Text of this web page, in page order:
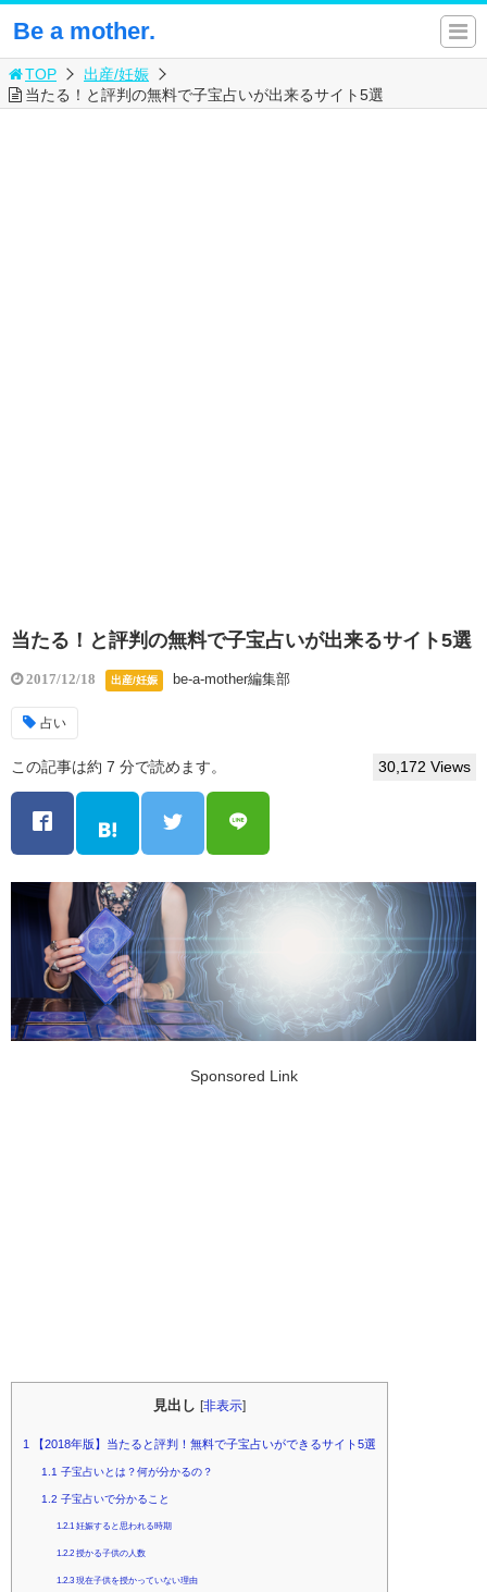
Be a mother.
TOP
出産/妊娠
当たる！と評判の無料で子宝占いが出来るサイト5選
当たる！と評判の無料で子宝占いが出来るサイト5選
2017/12/18 出産/妊娠 be-a-mother編集部
占い
この記事は約 7 分で読めます。 30,172 Views
Sponsored Link
見出し [非表示]
1 【2018年版】当たると評判！無料で子宝占いができるサイト5選
1.1 子宝占いとは？何が分かるの？
1.2 子宝占いで分かること
1.2.1 妊娠すると思われる時期
1.2.2 授かる子供の人数
1.2.3 現在子供を授かっていない理由